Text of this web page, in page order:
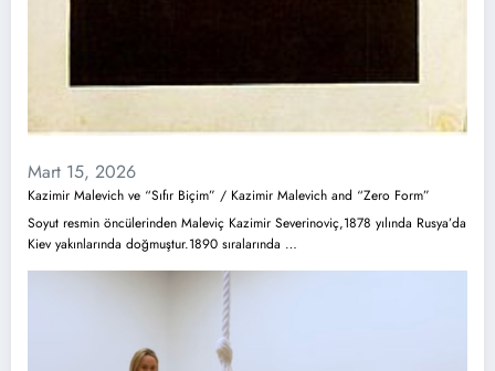
Mart 15, 2026
Kazimir Malevich ve “Sıfır Biçim” / Kazimir Malevich and “Zero Form”
Soyut resmin öncülerinden Maleviç Kazimir Severinoviç,1878 yılında Rusya’da
Kiev yakınlarında doğmuştur.1890 sıralarında …